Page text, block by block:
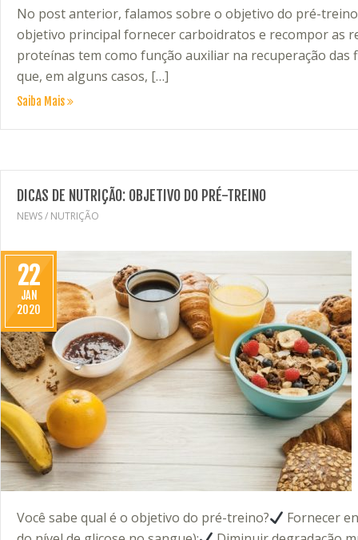
No post anterior, falamos sobre o objetivo do pré-
objetivo principal fornecer carboidratos e recompor as
proteínas tem como função auxiliar na recuperação
que, em alguns casos, […]
Saiba Mais
DICAS DE NUTRIÇÃO: OBJETIVO DO PRÉ-TREINO
NEWS/ NUTRIÇÃO
22
JAN
2020
Você sabe qual é o objetivo do pré-treino?⁣
Fornecer